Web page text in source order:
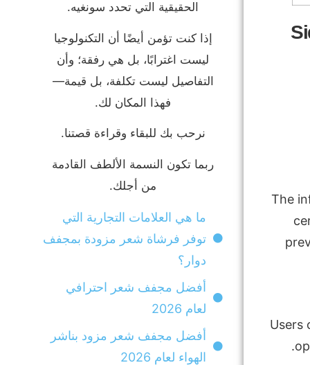
The
Users
الحقيقية التي تحدد سونغيه.
إذا كنت تؤمن أيضًا أن التكنولوجيا
ليست اغترابًا، بل هي رفقة؛ وأن
التفاصيل ليست تكلفة، بل قيمة—
فهذا المكان لك.
نرحب بك للبقاء وقراءة قصتنا.
ربما تكون النسمة الألطف القادمة
من أجلك.
ما هي العلامات التجارية التي
توفر فرشاة شعر مزودة بمجفف
دوار؟
أفضل مجفف شعر احترافي
لعام 2026
أفضل مجفف شعر مزود بناشر
الهواء لعام 2026